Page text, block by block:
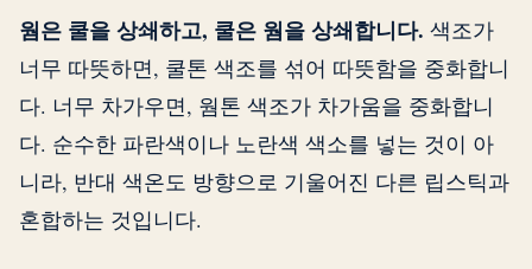
웜은 쿨을 상쇄하고, 쿨은 웜을 상쇄합니다. 색조가
너무 따뜻하면, 쿨톤 색조를 섞어 따뜻함을 중화합니
다. 너무 차가우면, 웜톤 색조가 차가움을 중화합니
다. 순수한 파란색이나 노란색 색소를 넣는 것이 아
니라, 반대 색온도 방향으로 기울어진 다른 립스틱과
혼합하는 것입니다.